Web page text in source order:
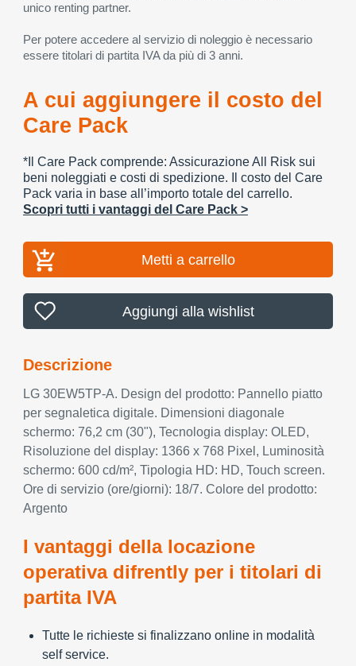
unico renting partner.
Per potere accedere al servizio di noleggio è necessario
essere titolari di partita IVA da più di 3 anni.
A cui aggiungere il costo del
Care Pack
*Il Care Pack comprende: Assicurazione All Risk sui
beni noleggiati e costi di spedizione. Il costo del Care
Pack varia in base all’importo totale del carrello.
Scopri tutti i vantaggi del Care Pack >
Metti a carrello
Aggiungi alla wishlist
Descrizione
LG 30EW5TP-A. Design del prodotto: Pannello piatto
per segnaletica digitale. Dimensioni diagonale
schermo: 76,2 cm (30"), Tecnologia display: OLED,
Risoluzione del display: 1366 x 768 Pixel, Luminosità
schermo: 600 cd/m², Tipologia HD: HD, Touch screen.
Ore di servizio (ore/giorni): 18/7. Colore del prodotto:
Argento
I vantaggi della locazione
operativa difrently per i titolari di
partita IVA
Tutte le richieste si finalizzano online in modalità
self service.